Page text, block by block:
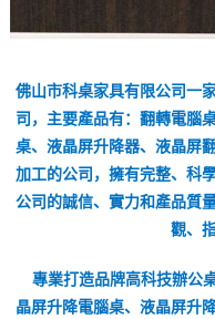
佛山市科桌家具有限公司一
司，主要產品有： 翻轉電腦
桌、 液晶屏升降器、 液晶屏
加工的公司，擁有完整、科
公司 的誠信、實力和產品質
觀、
專業打造品牌高科技辦公桌
晶屏升降電腦桌、 液晶屏升